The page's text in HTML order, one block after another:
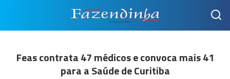
Feas contrata 47 médicos e convoca mais 41
para a Saúde de Curitiba